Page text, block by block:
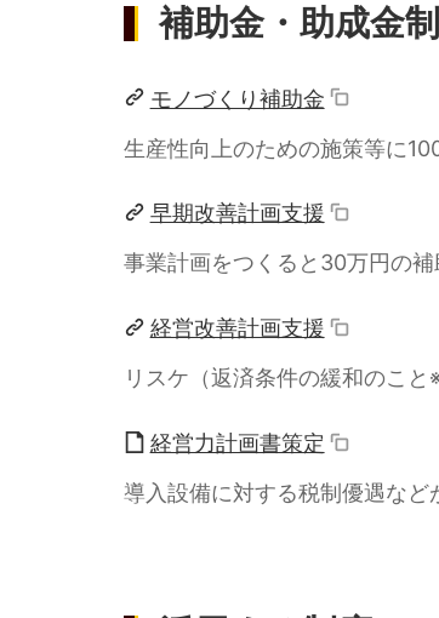
補助金・助成金
モノづくり補助金
生産性向上のための施策等に
早期改善計画支援
事業計画をつくると30万円の補
経営改善計画支援
リスケ（返済条件の緩和のこ
経営力計画書策定
導入設備に対する税制優遇など